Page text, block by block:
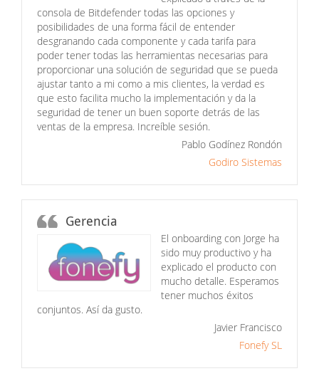
consola de Bitdefender todas las opciones y
posibilidades de una forma fácil de entender
desgranando cada componente y cada tarifa para
poder tener todas las herramientas necesarias para
proporcionar una solución de seguridad que se pueda
ajustar tanto a mi como a mis clientes, la verdad es
que esto facilita mucho la implementación y da la
seguridad de tener un buen soporte detrás de las
ventas de la empresa. Increíble sesión.
Pablo Godínez Rondón
Godiro Sistemas
Gerencia
El onboarding con Jorge ha
sido muy productivo y ha
explicado el producto con
mucho detalle. Esperamos
tener muchos éxitos
conjuntos. Así da gusto.
Javier Francisco
Fonefy SL